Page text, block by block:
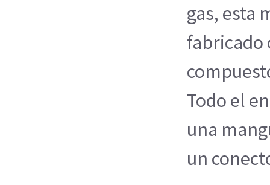
gas, esta
fabricado
Todo el
una
un